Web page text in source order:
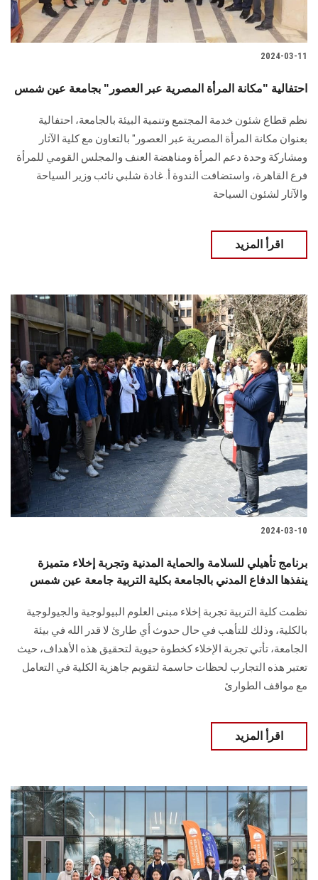
2024-03-11
احتفالية "مكانة المرأة المصرية عبر العصور" بجامعة عين شمس
نظم قطاع شئون خدمة المجتمع وتنمية البيئة بالجامعة، احتفالية
بعنوان مكانة المرأة المصرية عبر العصور‎ "‎بالتعاون مع كلية الآثار
ومشاركة وحدة ‏دعم المرأة ومناهضة العنف والمجلس القومي للمرأة
فرع القاهرة‎، واستضافت الندوة أ. غادة شلبي نائب وزير السياحة
والآثار لشئون السياحة ‏
اقرأ المزيد
2024-03-10
برنامج تأهيلي للسلامة والحماية المدنية وتجربة إخلاء متميزة
ينفذها الدفاع المدني بالجامعة بكلية التربية جامعة عين شمس
نظمت كلية التربية تجربة إخلاء مبنى العلوم البيولوجية والجيولوجية
بالكلية، ‏وذلك للتأهب في حال حدوث أي طارئ لا قدر الله في بيئة
الجامعة، تأتي تجربة الإخلاء كخطوة ‏حيوية لتحقيق هذه الأهداف، حيث
تعتبر هذه التجارب لحظات حاسمة لتقويم جاهزية الكلية في ‏التعامل
مع مواقف الطوارئ
اقرأ المزيد